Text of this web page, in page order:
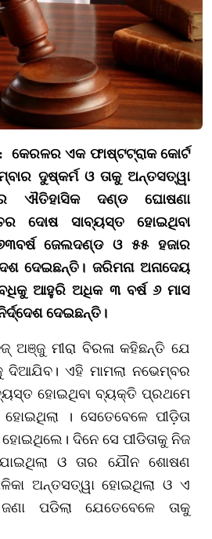
ଏକ ଫାଷ୍ଟଟ୍ରାକ କୋର୍ଟ
ଦୁଷ୍କର୍ମ ଓ ତାକୁ ଅନ୍ତସତ୍ୱା
ଐତିହାସିକ ଦଣ୍ଡ ଘୋଷଣା
ଦୋଷ ସାବ୍ୟସ୍ତ ହୋଇଥିବା
ଜେଲଦଣ୍ଡ ଓ ୫୫ ହଜାର
ଦେଇଛନ୍ତି। ଜରିମନା ଅନାଦେୟ
ଆହୁରି ଅଧିକ ୩ ବର୍ଷ ୬ ମାସ
ଦେଇଛନ୍ତି।
ଅଞ୍ଜୁ ମୀରା ବିରଳା କହିଛନ୍ତି ଯେ
ଦିଆଯିବ। ଏହି ମାମଲା ନଭେମ୍ବର
ହୋଇଥିବା ବ୍ୟକ୍ତି ପ୍ରଥମେ
। ସେତେବେଳେ ପୀଡ଼ିତା
ଦିନେ ସେ ପୀଡିତାକୁ ନିଜ
ଓ ତାର ଯୌନ ଶୋଷଣ
ଅନ୍ତସତ୍ୱା ହୋଇଥିଲା ଓ ଏ
ପଡିଲା ଯେତେବେଳେ ତାକୁ